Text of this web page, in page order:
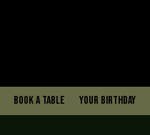
book a table Your Birthday